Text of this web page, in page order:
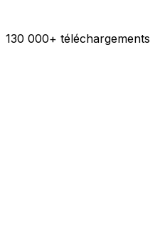
130 000+ téléchargements